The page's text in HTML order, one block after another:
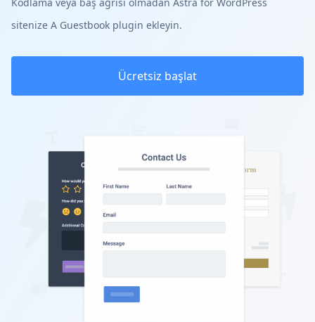
sitenize A Guestbook plugin ekleyin.
Ücretsiz başlat